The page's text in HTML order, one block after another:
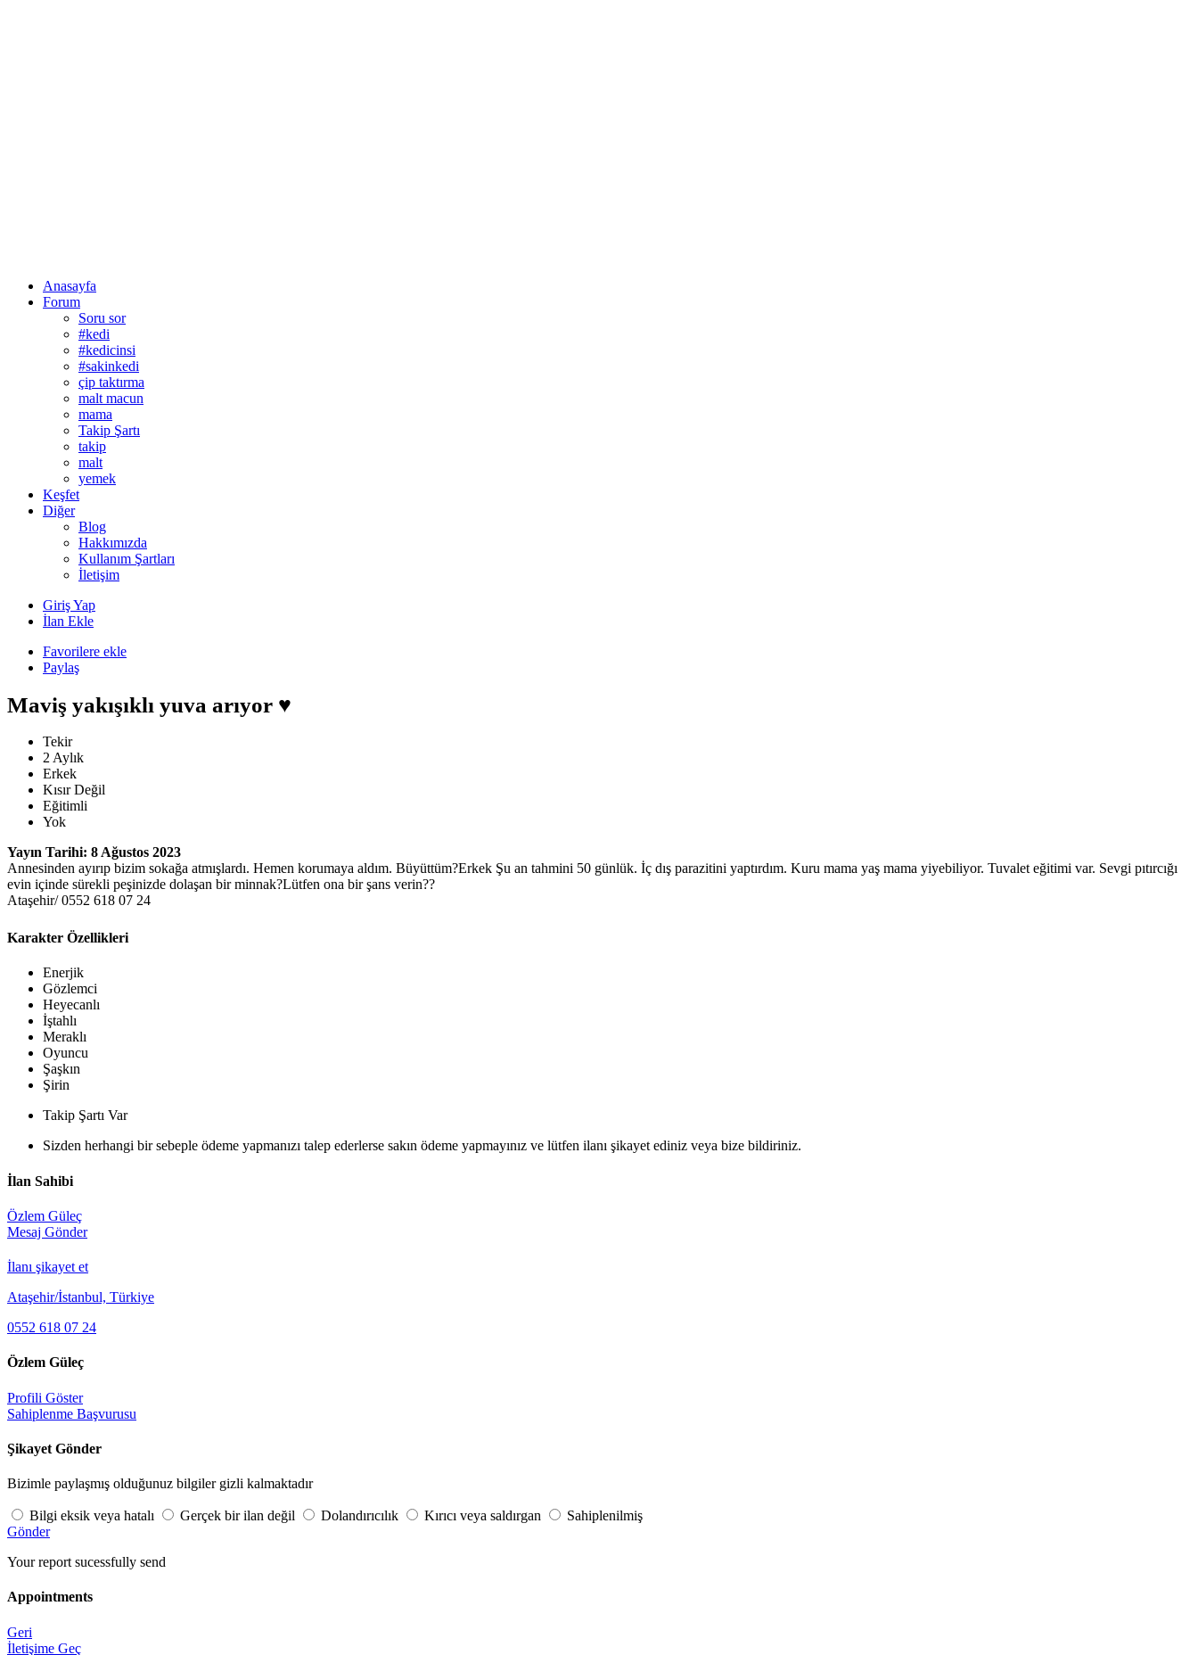
Anasayfa
Forum
Soru sor
#kedi
#kedicinsi
#sakinkedi
çip taktırma
malt macun
mama
Takip Şartı
takip
malt
yemek
Keşfet
Diğer
Blog
Hakkımızda
Kullanım Şartları
İletişim
Giriş Yap
İlan Ekle
Favorilere ekle
Paylaş
Maviş yakışıklı yuva arıyor ♥️
Tekir
2 Aylık
Erkek
Kısır Değil
Eğitimli
Yok
Yayın Tarihi: 8 Ağustos 2023
Annesinden ayırıp bizim sokağa atmışlardı. Hemen korumaya aldım. Büyüttüm?Erkek Şu an tahmini 50 günlük. İç dış parazitini yaptırdım. Kuru mama yaş mama yiyebiliyor. Tuvalet eğitimi var. Sevgi pıtırcığı
evin içinde sürekli peşinizde dolaşan bir minnak?Lütfen ona bir şans verin??
Ataşehir/ 0552 618 07 24
Karakter Özellikleri
Enerjik
Gözlemci
Heyecanlı
İştahlı
Meraklı
Oyuncu
Şaşkın
Şirin
Takip Şartı Var
Sizden herhangi bir sebeple ödeme yapmanızı talep ederlerse sakın ödeme yapmayınız ve lütfen ilanı şikayet ediniz veya bize bildiriniz.
İlan Sahibi
Özlem Güleç
Mesaj Gönder
İlanı şikayet et
Ataşehir/İstanbul, Türkiye
0552 618 07 24
Özlem Güleç
Profili Göster
Sahiplenme Başvurusu
Şikayet Gönder
Bizimle paylaşmış olduğunuz bilgiler gizli kalmaktadır
Bilgi eksik veya hatalı Gerçek bir ilan değil Dolandırıcılık Kırıcı veya saldırgan
Sahiplenilmiş
Gönder
Your report sucessfully send
Appointments
Geri
İletişime Geç